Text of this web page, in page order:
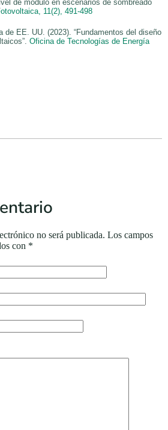
de módulo en escenarios de sombreado
11(2), 491-498
de EE. UU. (2023). “Fundamentos del diseño
Oficina de Tecnologías de Energía
no será publicada. Los campos
con *